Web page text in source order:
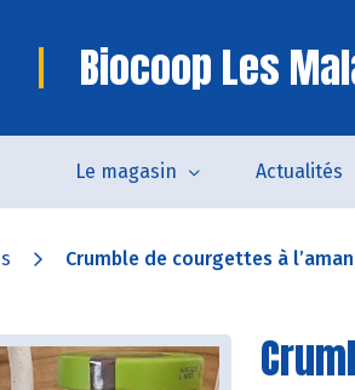
Biocoop Les
Le magasin Actualités
Crumble de courgettes à